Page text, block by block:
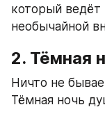
который
необычайной
2. Тёмная
Ничто не
Тёмная ночь